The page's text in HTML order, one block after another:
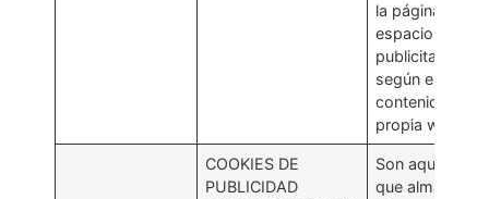
la página web
espacios
publicitarios,
según el
contenido de la
propia web.
COOKIES DE
PUBLICIDAD
Son aquellas
que almacenan